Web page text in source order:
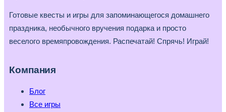
Готовые квесты и игры для запоминающегося домашнего
праздника, необычного вручения подарка и просто
веселого времяпровождения. Распечатай! Спрячь! Играй!
Компания
Блог
Все игры